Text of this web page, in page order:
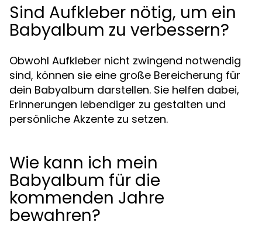
Sind Aufkleber nötig, um ein
Babyalbum zu verbessern?
Obwohl Aufkleber nicht zwingend notwendig
sind, können sie eine große Bereicherung für
dein Babyalbum darstellen. Sie helfen dabei,
Erinnerungen lebendiger zu gestalten und
persönliche Akzente zu setzen.
Wie kann ich mein
Babyalbum für die
kommenden Jahre
bewahren?